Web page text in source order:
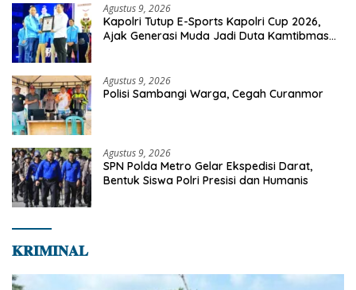
Agustus 9, 2026
Kapolri Tutup E-Sports Kapolri Cup 2026,
Ajak Generasi Muda Jadi Duta Kamtibmas
Agustus 9, 2026
Polisi Sambangi Warga, Cegah Curanmor
Agustus 9, 2026
SPN Polda Metro Gelar Ekspedisi Darat,
Bentuk Siswa Polri Presisi dan Humanis
𝐊𝐑𝐈𝐌𝐈𝐍𝐀𝐋